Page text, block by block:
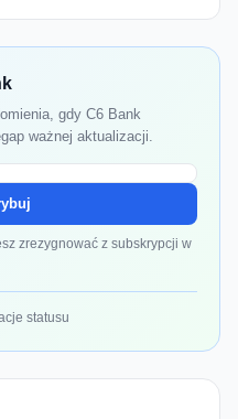
gdy C6 Bank
ważnej aktualizacji.
zrezygnować z subskrypcji w
statusu